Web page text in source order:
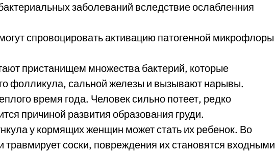
заболеваний вследствие ослабленния
спровоцировать активацию патогенной микрофлоры
пристанищем множества бактерий, которые
фолликула, сальной железы и вызывают нарывы.
время года. Человек сильно потеет, редко
причиной развития образования груди.
у кормящих женщин может стать их ребенок. Во
соски, повреждения их становятся входными